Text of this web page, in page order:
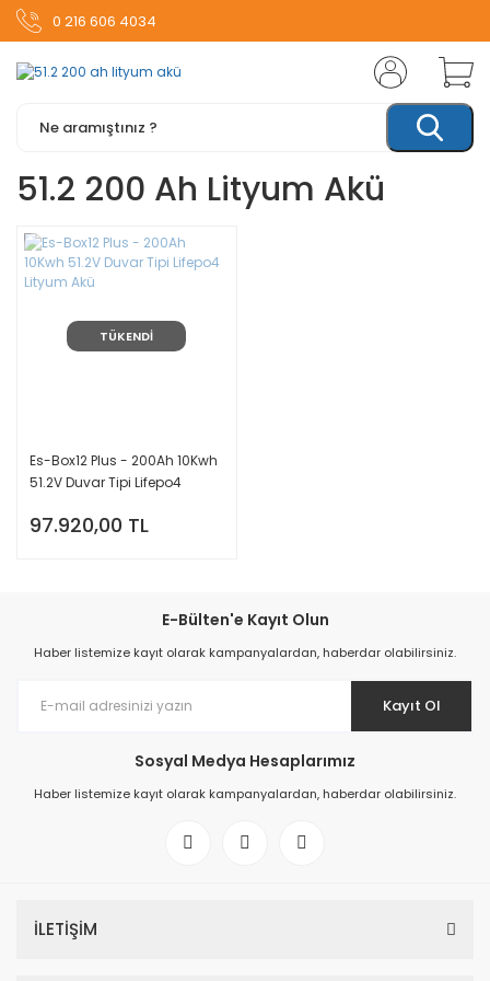
0 216 606 4034
51.2 200 Ah Lityum Akü
TÜKENDİ
Es-Box12 Plus - 200Ah 10Kwh
51.2V Duvar Tipi Lifepo4
97.920,00 TL
E-Bülten'e Kayıt Olun
Haber listemize kayıt olarak kampanyalardan, haberdar olabilirsiniz.
Kayıt Ol
Sosyal Medya Hesaplarımız
Haber listemize kayıt olarak kampanyalardan, haberdar olabilirsiniz.
İLETİŞİM